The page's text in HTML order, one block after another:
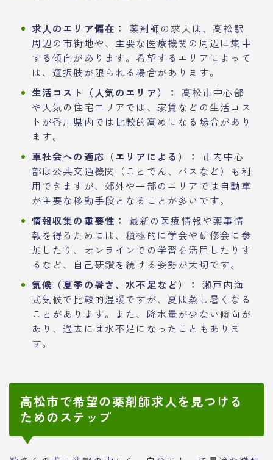
求人のエリア偏在：
薬剤師の求人は、高松駅
周辺の市街地や、主要な医療機関の周辺に集中
する傾向があります。希望するエリアによって
は、選択肢が限られる場合があります。
生活コスト（人気のエリア）：
高松市中心部
や人気の住宅エリアでは、家賃などの生活コス
トが香川県内では比較的高めになる場合があり
ます。
車社会への適応（エリアによる）：
市内中心
部は公共交通機関（ことでん、バスなど）も利
用できますが、郊外や一部のエリアでは自動車
が主要な移動手段となることが多いです。
情報収集の重要性：
最新の医療情報や薬事情
報を得るためには、積極的に学会や研修会に参
加したり、オンラインでの学習を活用したりす
るなど、自己研鑽を続ける姿勢が大切です。
気候（夏季の暑さ、水不足など）：
瀬戸内海
式気候で比較的温暖ですが、夏は蒸し暑くなる
ことがあります。また、降水量が少ない傾向が
あり、過去には水不足になったこともありま
す。
高松市で希望の薬剤師求人を見つける
ためのステップ